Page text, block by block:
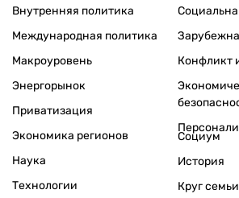
Внутренняя политика
Международная политика
Макроуровень
Энергорынок
Приватизация
Экономика регионов
Конфликт
Наука
Технологии
Социум
История
Круг семьи